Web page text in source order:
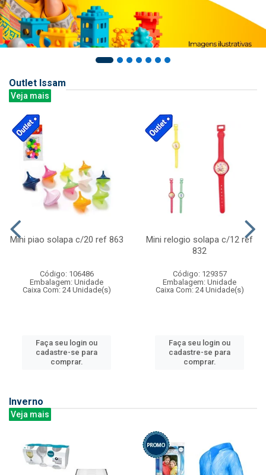
Outlet Issam
Veja mais
Mini piao solapa c/20 ref 863
Código: 106486
Embalagem: Unidade
Caixa Com: 24 Unidade(s)
Faça seu login ou
cadastre-se para
comprar.
Mini relogio solapa c/12 ref
832
Código: 129357
Embalagem: Unidade
Caixa Com: 24 Unidade(s)
Faça seu login ou
cadastre-se para
comprar.
Inverno
Veja mais